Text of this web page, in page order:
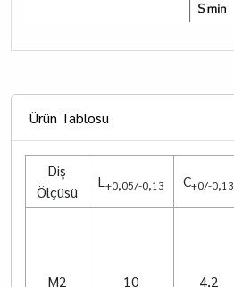
Ürün Tablosu
Diş
Ölçüsü
L +0,05/-0,13 C+0/-0,13
M2 10 4,2